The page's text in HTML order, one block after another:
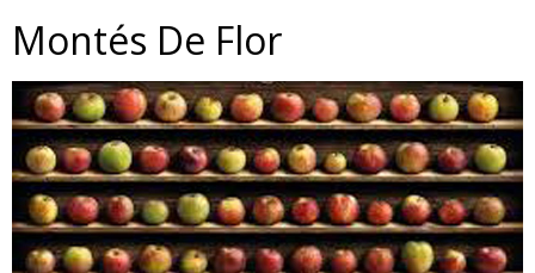
Montés De Flor